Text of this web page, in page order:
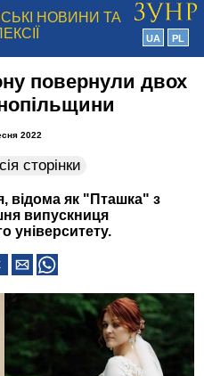
НОВИНИ ТА
UA PL
повернули двох
2022
сторінки
відома як "Пташка" з
випускниця
університету.